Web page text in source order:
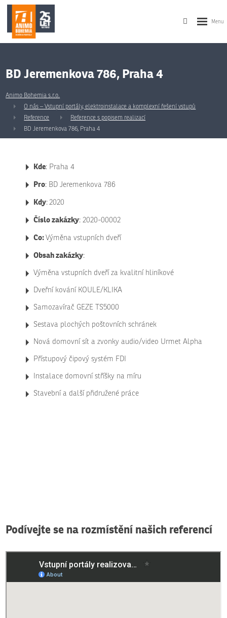
BD Jeremenkova 786, Praha 4
Animo Bohemia s.r.o.
O nás – Vstupní portály, elektroinstalace a komplexní řešení vstupů
Reference
Reference s popisem realizací
BD Jeremenkova 786, Praha 4
Kde: Praha 4
Pro: BD Jeremenkova 786
Kdy:2020
Číslo zakázky: 2020-00002
Co:Výměna vstupních dveří
Obsah zakázky:
Výměna vstupních dveří za kvalitní hliníkové
Dveřní kování KOULE/KLIKA
Samozavírač GEZE TS5000
Sestava plochých poštovních schránek
Nová domovní sít a zvonky audio/video Urmet Alpha
Přístupový čipový systém FDI
Instalace domovní stříšky na míru
Stavební a další přidružené práce
Podívejte se na rozmístění našich referencí